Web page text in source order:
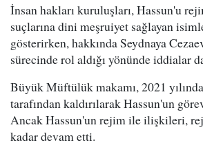
İnsan hakları kuruluşları, Hassun'u
suçlarına dini meşruiyet sağlayan
gösterirken, hakkında Seydnaya
sürecinde rol aldığı yönünde iddialar
Büyük Müftülük makamı, 2021
tarafından kaldırılarak Hassun'un
Ancak Hassun'un rejim ile ilişkileri,
kadar devam etti.